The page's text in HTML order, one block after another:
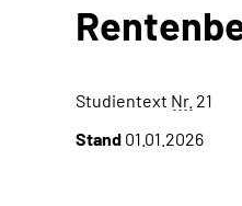
Studientext Nr. 21
Stand 01.01.2026